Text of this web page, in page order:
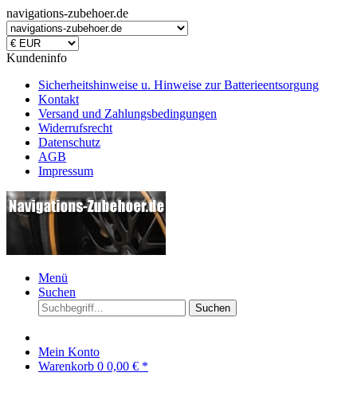
navigations-zubehoer.de
Kundeninfo
Sicherheitshinweise u. Hinweise zur Batterieentsorgung
Kontakt
Versand und Zahlungsbedingungen
Widerrufsrecht
Datenschutz
AGB
Impressum
Menü
Suchen
Suchen
Mein Konto
Warenkorb 0 0,00 € *